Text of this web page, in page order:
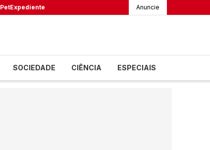
PetExpediente Anuncie
SOCIEDADE CIÊNCIA ESPECIAIS